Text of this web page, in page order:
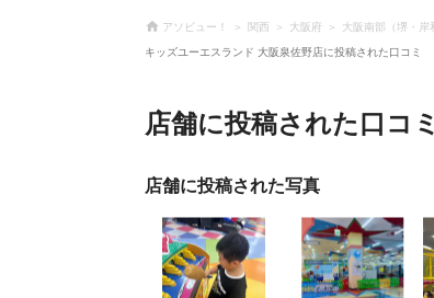
アソビュー！ 関西 大阪府 大阪南部（堺・岸
キッズユーエスランド 大阪泉佐野店に投稿された口コミ
店舗に投稿された口コ
店舗に投稿された写真